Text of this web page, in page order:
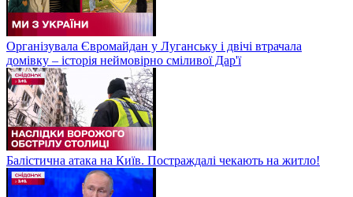
Організувала Євромайдан у Луганську і двічі втрачала
домівку – історія неймовірно сміливої Дар'ї
Балістична атака на Київ. Постраждалі чекають на житло!